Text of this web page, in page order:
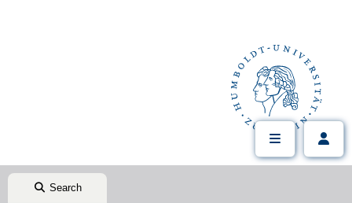
Search